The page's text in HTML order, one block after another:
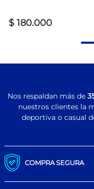
$ 180.000
Nos respaldan más de
nuestros clientes la
deportiva o casual
COMPRA SEGURA